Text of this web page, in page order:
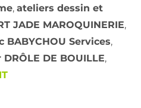
, ateliers dessin et
JADE MAROQUINERIE,
Services,
DE BOUILLE,